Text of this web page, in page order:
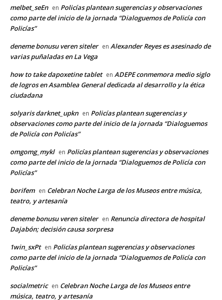
melbet_seEn en Policías plantean sugerencias y observaciones
como parte del inicio de la jornada “Dialoguemos de Policía con
Policías”
deneme bonusu veren siteler en Alexander Reyes es asesinado de
varias puñaladas en La Vega
how to take dapoxetine tablet en ADEPE conmemora medio siglo
de logros en Asamblea General dedicada al desarrollo y la ética
ciudadana
solyaris darknet_upkn en Policías plantean sugerencias y
observaciones como parte del inicio de la jornada “Dialoguemos
de Policía con Policías”
omgomg_mykl en Policías plantean sugerencias y observaciones
como parte del inicio de la jornada “Dialoguemos de Policía con
Policías”
borifem en Celebran Noche Larga de los Museos entre música,
teatro, y artesanía
deneme bonusu veren siteler en Renuncia directora de hospital
Dajabón; decisión causa sorpresa
1win_sxPt en Policías plantean sugerencias y observaciones
como parte del inicio de la jornada “Dialoguemos de Policía con
Policías”
socialmetric en Celebran Noche Larga de los Museos entre
música, teatro, y artesanía